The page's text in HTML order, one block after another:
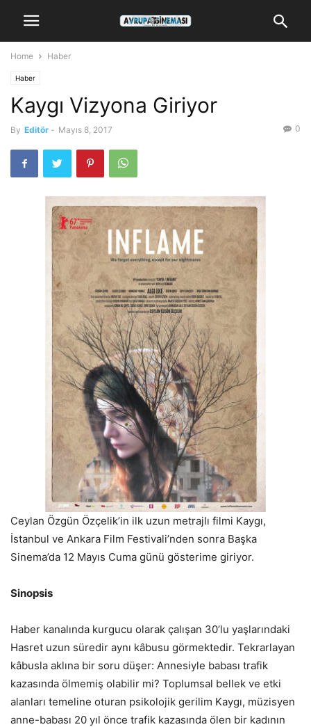
Home Haber
Haber
Kaygı Vizyona Giriyor
By Editör - Mayıs 8, 2017 0
Ceylan Özgün Özçelik’in ilk uzun metrajlı filmi Kaygı,
İstanbul ve Ankara Film Festivali’nden sonra Başka
Sinema’da 12 Mayıs Cuma günü gösterime giriyor.
Sinopsis
Haber kanalında kurgucu olarak çalışan 30’lu yaşlarındaki
Hasret uzun süredir aynı kâbusu görmektedir. Tekrarlayan
kâbusla aklına bir soru düşer: Annesiyle babası trafik
kazasında ölmemiş olabilir mi? Toplumsal bellek ve etki
alanları temeline oturan psikolojik gerilim Kaygı, müzisyen
anne-babası 20 yıl önce trafik kazasında ölen bir kadının